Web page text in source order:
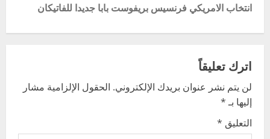
a
v
i
انتخاب الامريكي فرنسيس بريفوست بابا جديدا للفاتيكان
اترك تعليقاً
لن يتم نشر عنوان بريدك الإلكتروني. الحقول الإلزامية مشار
إليها بـ*
التعليق *